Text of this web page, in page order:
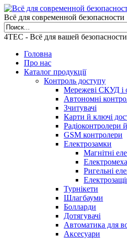
Всё для современной безопасности
4TEC - Всё для вашей
Головна
Про нас
Каталог продукції
Контроль доступу
Мережеві СКУД і
Автономні
Зчитувачі
Карти й ключі
Радіоконтролери
GSM контролери
Електрозамки
Магнітні
Ригельні
Турнікети
Шлагбауми
Болларди
Дотягувачі
Автоматика для
Аксесуари